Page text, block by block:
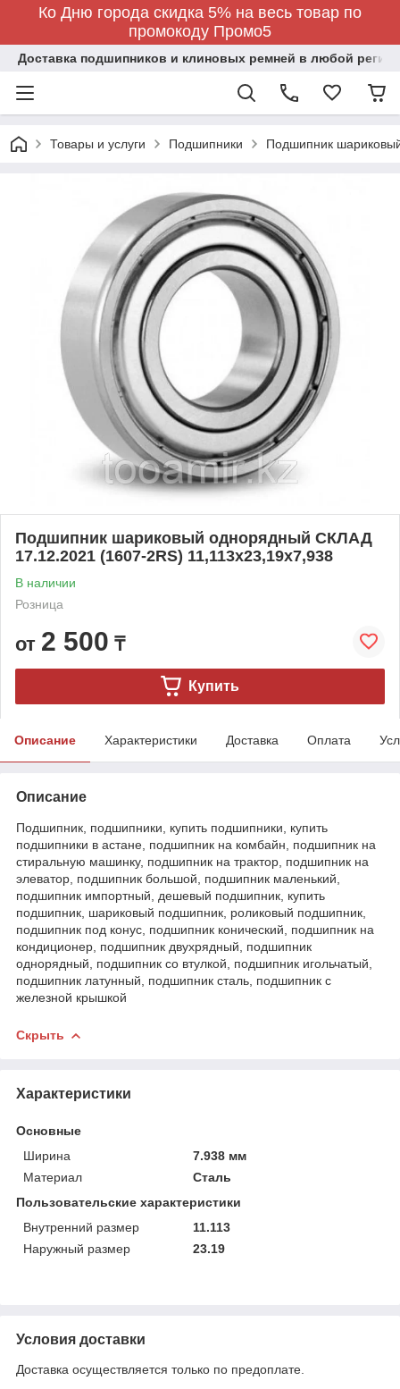
Ко Дню города скидка 5% на весь товар по
промокоду Промо5
Доставка подшипников и клиновых ремней в любой регион
Товары и услуги Подшипники Подшипник
Подшипник шариковый однорядный СКЛАД
17.12.2021 (1607-2RS) 11,113x23,19x7,938
В наличии
Розница
от 2 500 ₸
Купить
Описание Характеристики Доставка Оплата
Описание
Подшипник, подшипники, купить подшипники, купить
подшипники в астане, подшипник на комбайн, подшипник на
стиральную машинку, подшипник на трактор, подшипник на
элеватор, подшипник большой, подшипник маленький,
подшипник импортный, дешевый подшипник, купить
подшипник, шариковый подшипник, роликовый подшипник,
подшипник под конус, подшипник конический, подшипник на
кондиционер, подшипник двухрядный, подшипник
однорядный, подшипник со втулкой, подшипник игольчатый,
подшипник латунный, подшипник сталь, подшипник с
железной крышкой
Скрыть
Характеристики
Основные
Ширина
7.938 мм
Материал
Сталь
Пользовательские характеристики
Внутренний размер
11.113
Наружный размер
23.19
Условия доставки
Доставка осуществляется только по предоплате.